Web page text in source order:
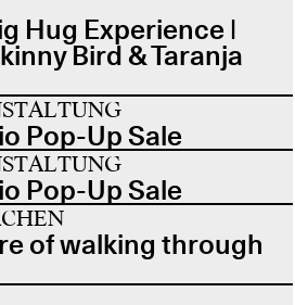
Hug Experience |
Bird & Taranja
Pop-Up Sale
Pop-Up Sale
of walking through